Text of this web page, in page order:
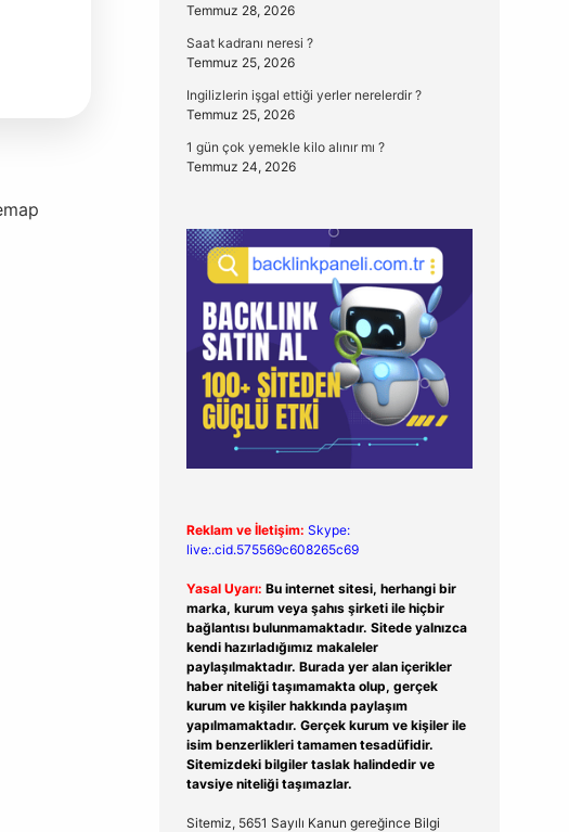
Temmuz 28, 2026
Saat kadranı neresi ?
Temmuz 25, 2026
Ingilizlerin işgal ettiği yerler nerelerdir ?
Temmuz 25, 2026
1 gün çok yemekle kilo alınır mı ?
Temmuz 24, 2026
Reklam ve İletişim: Skype:
live:.cid.575569c608265c69
Yasal Uyarı: Bu internet sitesi, herhangi bir
marka, kurum veya şahıs şirketi ile hiçbir
bağlantısı bulunmamaktadır. Sitede yalnızca
kendi hazırladığımız makaleler
paylaşılmaktadır. Burada yer alan içerikler
haber niteliği taşımamakta olup, gerçek
kurum ve kişiler hakkında paylaşım
yapılmamaktadır. Gerçek kurum ve kişiler ile
isim benzerlikleri tamamen tesadüfidir.
Sitemizdeki bilgiler taslak halindedir ve
tavsiye niteliği taşımazlar.
Sitemiz, 5651 Sayılı Kanun gereğince Bilgi